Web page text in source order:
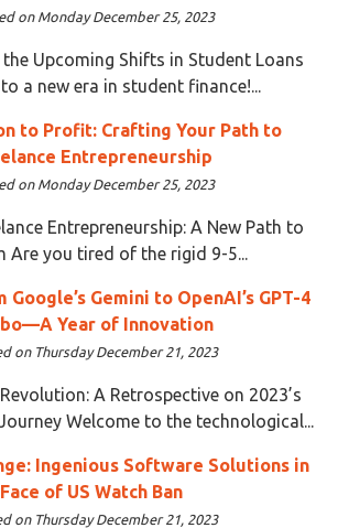
on Monday December 25, 2023
Upcoming Shifts in Student Loans
a new era in student finance!...
to Profit: Crafting Your Path to
Entrepreneurship
on Monday December 25, 2023
Entrepreneurship: A New Path to
Are you tired of the rigid 9-5...
Google’s Gemini to OpenAI’s GPT-4
Year of Innovation
on Thursday December 21, 2023
A Retrospective on 2023’s
Welcome to the technological...
Ingenious Software Solutions in
Face of US Watch Ban
on Thursday December 21, 2023